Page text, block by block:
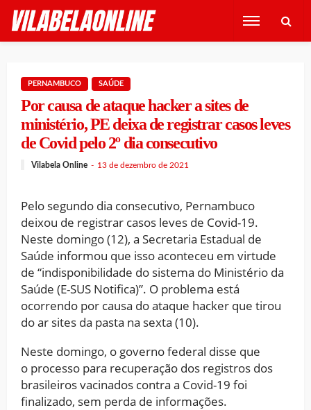
PERNAMBUCO SAÚDE
Por causa de ataque hacker a sites de
ministério, PE deixa de registrar casos leves
de Covid pelo 2º dia consecutivo
Vilabela Online 13 de dezembro de 2021
Pelo segundo dia consecutivo, Pernambuco
deixou de registrar casos leves de Covid-19.
Neste domingo (12), a Secretaria Estadual de
Saúde informou que isso aconteceu em virtude
de “indisponibilidade do sistema do Ministério da
Saúde (E-SUS Notifica)”. O problema está
ocorrendo por causa do ataque hacker que tirou
do ar sites da pasta na sexta (10).
Neste domingo, o governo federal disse que
o processo para recuperação dos registros dos
brasileiros vacinados contra a Covid-19 foi
finalizado, sem perda de informações.